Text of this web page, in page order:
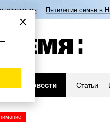
изменения Пятилетие семьи в
Новости Статьи